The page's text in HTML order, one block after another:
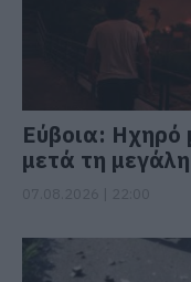
Εύβοια: Ηχηρό
μετά τη